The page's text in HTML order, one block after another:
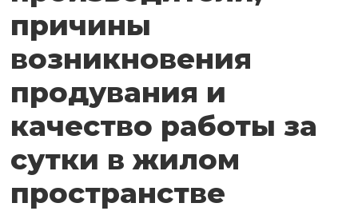
причины
возникновения
продувания и
качество работы за
сутки в жилом
пространстве